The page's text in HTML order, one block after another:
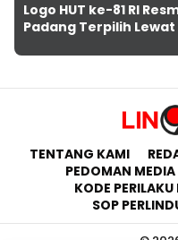
Logo HUT ke-81 RI
Padang Terpilih
TENTANG KAMI
PEDOMAN MEDIA
KODE
SOP